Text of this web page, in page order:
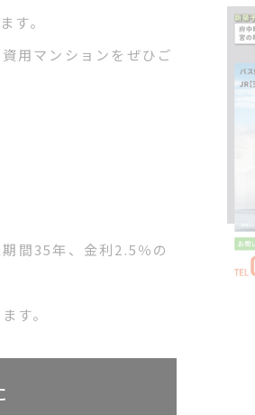
す。
用マンションをぜひご
間35年、金利2.5％の
す。